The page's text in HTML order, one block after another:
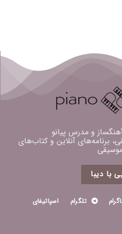
و مدرس پیانو
برنامه‌های آنلاین و کتاب‌های
با دیبا
تلگرام اسپاتیفای